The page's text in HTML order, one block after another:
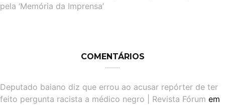
pela ‘Memória da Imprensa’
COMENTÁRIOS
Deputado baiano diz que errou ao acusar repórter de ter
feito pergunta racista a médico negro | Revista Fórum em